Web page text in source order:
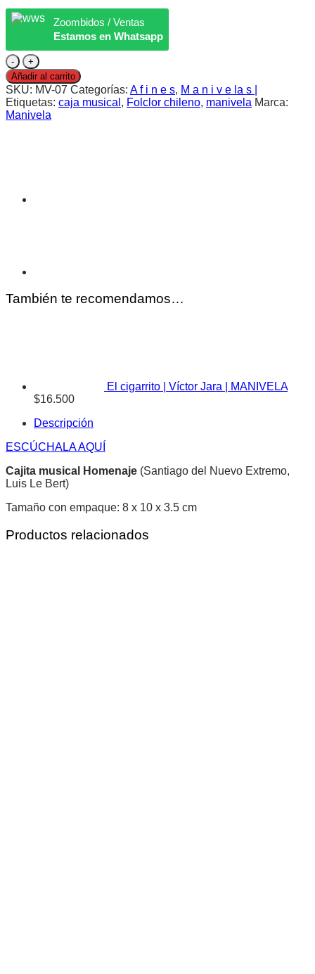
Zoombidos / Ventas
Estamos en Whatsapp
Homenaje
|
Violeta
Parra
|
MANIVELA
Añadir al carrito
SKU: MV-07 Categorías: A f i n e s, M a n i v e la s |
Etiquetas: caja musical , Folclor chileno, manivela Marca:
Manivela
También te recomendamos…
El cigarrito | Víctor Jara | MANIVELA
$16.500
Descripción
ESCÚCHALA AQUÍ
Cajita musical Homenaje (Santiago del Nuevo Extremo,
Luis Le Bert)
Tamaño con empaque: 8 x 10 x 3.5 cm
Productos relacionados